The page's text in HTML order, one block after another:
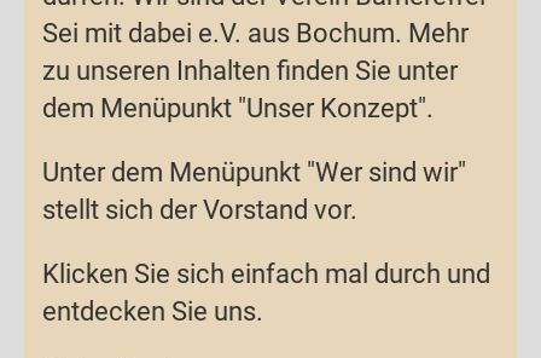
Sei mit dabei e.V. aus Bochum. Mehr
zu unseren Inhalten finden Sie unter
dem Menüpunkt "Unser Konzept".
Unter dem Menüpunkt "Wer sind wir"
stellt sich der Vorstand vor.
Klicken Sie sich einfach mal durch und
entdecken Sie uns.